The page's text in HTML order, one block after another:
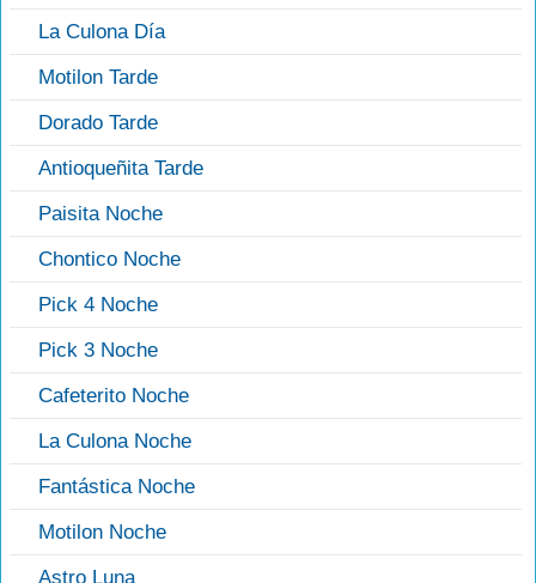
La Culona Día
Motilon Tarde
Dorado Tarde
Antioqueñita Tarde
Paisita Noche
Chontico Noche
Pick 4 Noche
Pick 3 Noche
Cafeterito Noche
La Culona Noche
Fantástica Noche
Motilon Noche
Astro Luna